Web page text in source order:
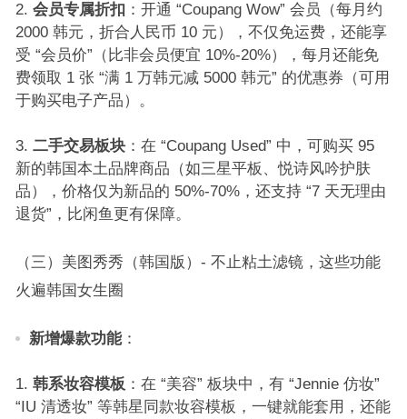
会员专属折扣 ：开通 “Coupang Wow” 会员（每月约
2000 韩元，折合人民币 10 元），不仅免运费，还能享
受 “会员价”（比非会员便宜 10%-20%），每月还能免
费领取 1 张 “满 1 万韩元减 5000 韩元” 的优惠券（可用
于购买电子产品）。​
二手交易板块：在 “Coupang Used” 中，可购买 95
新的韩国本土品牌商品（如三星平板、悦诗风吟护肤
品），价格仅为新品的 50%-70%，还支持 “7 天无理由
退货”，比闲鱼更有保障。​
（三）美图秀秀（韩国版）- 不止粘土滤镜，这些功能
火遍韩国女生圈​
新增爆款功能：​
韩系妆容模板 ：在 “美容” 板块中，有 “Jennie 仿妆”
“IU 清透妆” 等韩星同款妆容模板，一键就能套用，还能